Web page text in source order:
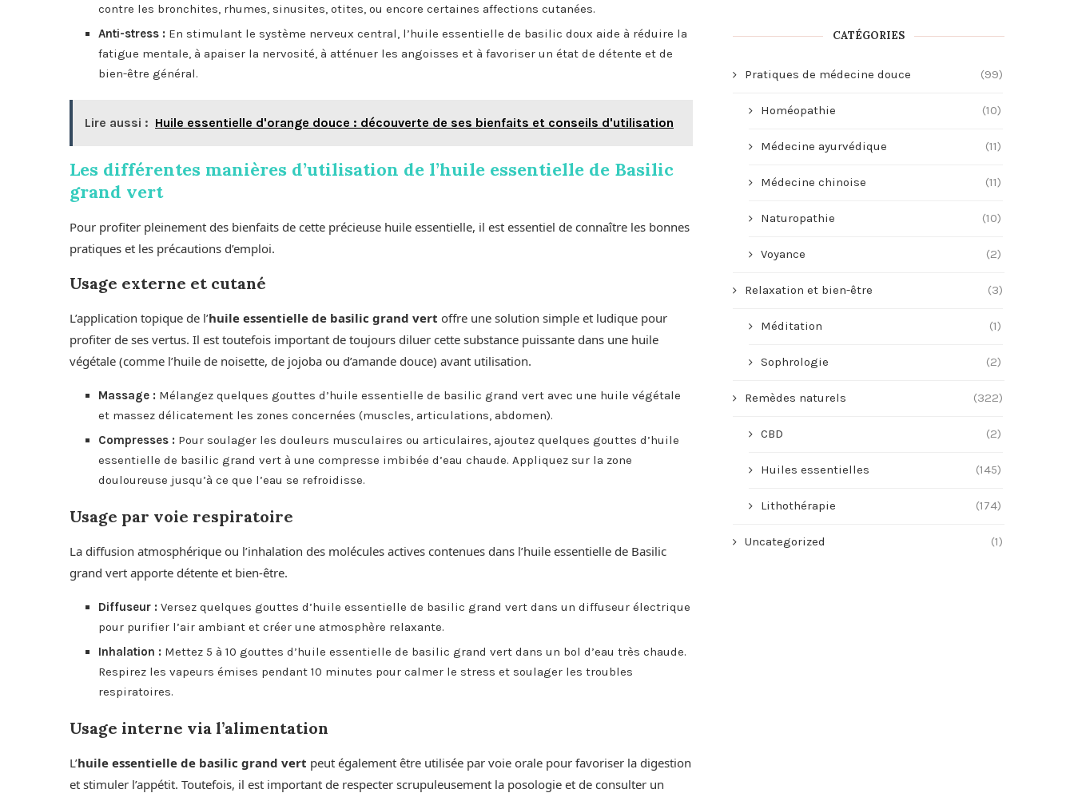
contre les bronchites, rhumes, sinusites, otites, ou encore certaines affections cutanées.
Anti-stress : En stimulant le système nerveux central, l’huile essentielle de basilic doux aide à réduire la
fatigue mentale, à apaiser la nervosité, à atténuer les angoisses et à favoriser un état de détente et de
bien-être général.
Lire aussi : Huile essentielle d'orange douce : découverte de ses bienfaits et conseils d'utilisation
Les différentes manières d’utilisation de l’huile essentielle de Basilic
grand vert
Pour profiter pleinement des bienfaits de cette précieuse huile essentielle, il est essentiel de connaître les bonnes
pratiques et les précautions d’emploi.
Usage externe et cutané
L’application topique de l’huile essentielle de basilic grand vert offre une solution simple et ludique pour
profiter de ses vertus. Il est toutefois important de toujours diluer cette substance puissante dans une huile
végétale (comme l’huile de noisette, de jojoba ou d’amande douce) avant utilisation.
Massage : Mélangez quelques gouttes d’huile essentielle de basilic grand vert avec une huile végétale
et massez délicatement les zones concernées (muscles, articulations, abdomen).
Compresses : Pour soulager les douleurs musculaires ou articulaires, ajoutez quelques gouttes d’huile
essentielle de basilic grand vert à une compresse imbibée d’eau chaude. Appliquez sur la zone
douloureuse jusqu’à ce que l’eau se refroidisse.
Usage par voie respiratoire
La diffusion atmosphérique ou l’inhalation des molécules actives contenues dans l’huile essentielle de Basilic
grand vert apporte détente et bien-être.
Diffuseur : Versez quelques gouttes d’huile essentielle de basilic grand vert dans un diffuseur électrique
pour purifier l’air ambiant et créer une atmosphère relaxante.
Inhalation : Mettez 5 à 10 gouttes d’huile essentielle de basilic grand vert dans un bol d’eau très chaude.
Respirez les vapeurs émises pendant 10 minutes pour calmer le stress et soulager les troubles
respiratoires.
Usage interne via l’alimentation
L’huile essentielle de basilic grand vert peut également être utilisée par voie orale pour favoriser la digestion
et stimuler l’appétit. Toutefois, il est important de respecter scrupuleusement la posologie et de consulter un
CATÉGORIES
Pratiques de médecine douce (99)
Homéopathie (10)
Médecine ayurvédique (11)
Médecine chinoise (11)
Naturopathie (10)
Voyance (2)
Relaxation et bien-être (3)
Méditation (1)
Sophrologie (2)
Remèdes naturels (322)
CBD (2)
Huiles essentielles (145)
Lithothérapie (174)
Uncategorized (1)